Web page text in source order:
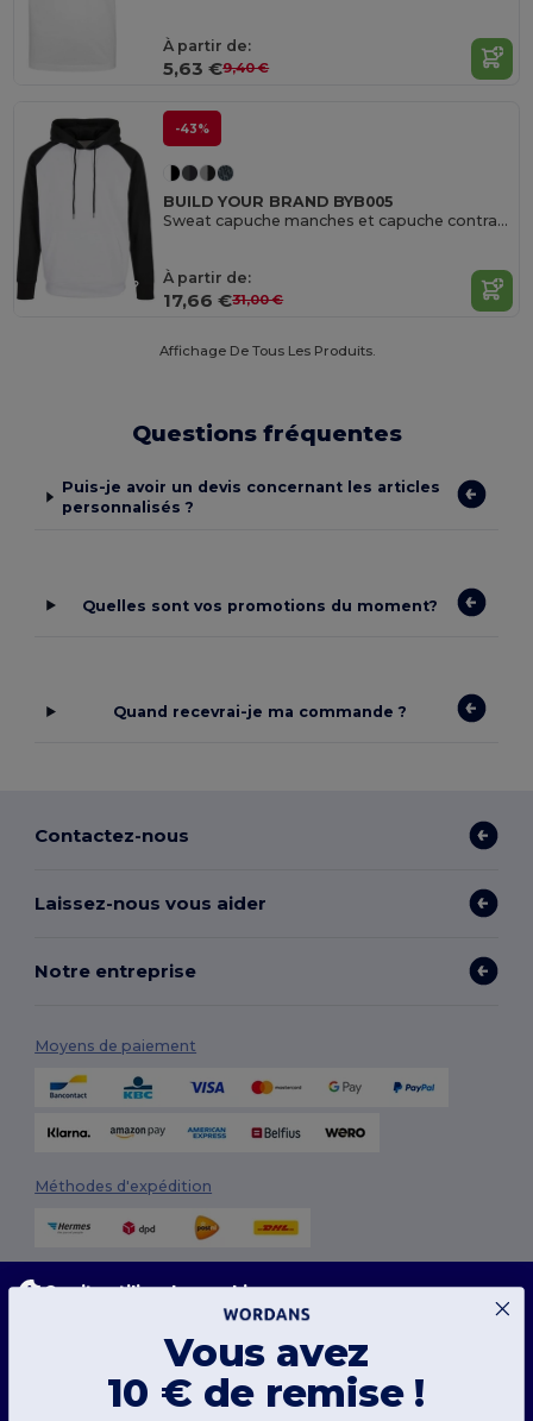
À partir de:
5,63 €9,40 €
-43%
BUILD YOUR BRAND BYB005
Sweat capuche manches et capuche contrastées
À partir de:
17,66 €31,00 €
Affichage De Tous Les Produits.
Questions fréquentes
Puis-je avoir un devis concernant les articles
personnalisés ?
Quelles sont vos promotions du moment?
Quand recevrai-je ma commande ?
Contactez-nous
Laissez-nous vous aider
Notre entreprise
Moyens de paiement
Méthodes d'expédition
Ce site utilise des cookies
Notre site web utilise des cookies propriétaires et tiers pour améliorer la fonctionnalité
expérience de navigation fluide et personnalisée, y compris du contenu adapté, des
interactions optimisées avec notre site web, et de la publicité.
Vous pouvez gérer vos préférences de cookies à tout moment. Les cookies essentiels
ne peuvent pas être désactivés car ils sont requis pour le bon fonctionnement du site.
Vous avez
10 € de remise !